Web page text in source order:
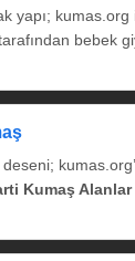
yapı; kumas.org
bebek
Kumaş Alanlar